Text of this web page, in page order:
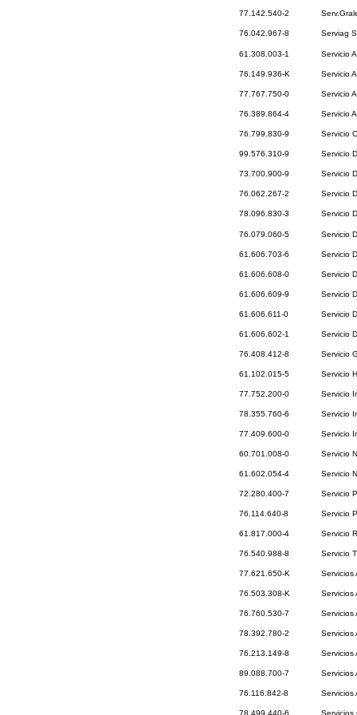
77.142.540-2
76.042.967-8 Serviag
61.308.003-1 Servicio
76.149.936-K Servicio
77.767.750-0 Servicio
76.389.864-4 Servicio
76.799.830-9 Servicio
99.576.310-9 Servicio
73.700.900-9 Servicio
76.062.267-2 Servicio
78.096.830-3 Servicio
76.079.060-5 Servicio
61.606.703-6 Servicio
61.606.608-0 Servicio
61.606.609-9 Servicio
61.606.611-0 Servicio
61.606.602-1 Servicio
76.408.412-8 Servicio
61.102.015-5 Servicio
77.752.200-0 Servicio
78.355.760-6 Servicio
77.409.600-0 Servicio
60.701.008-0 Servicio
61.602.054-4 Servicio
72.280.400-7 Servicio
76.114.640-8 Servicio
61.817.000-4 Servicio
76.540.988-8 Servicio
77.621.650-K Servicios
76.503.308-K Servicios
76.760.530-7 Servicios
78.392.780-2 Servicios
76.213.149-8 Servicios
89.088.700-7 Servicios
76.116.842-8 Servicios
78.499.440-6 Servicios